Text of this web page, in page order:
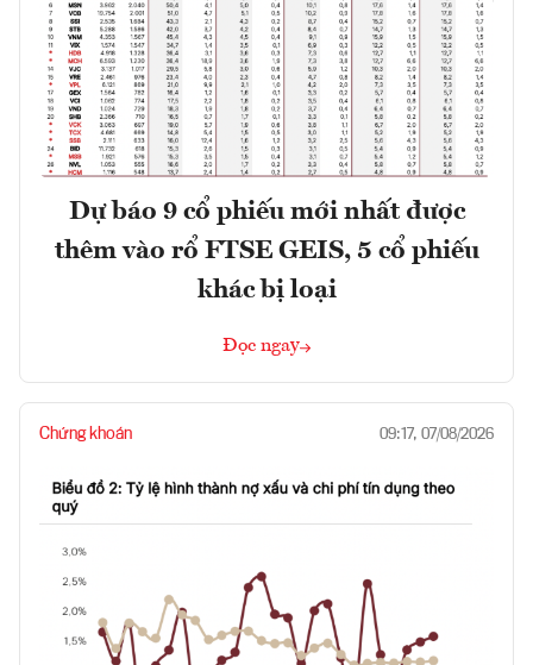
Dự báo 9 cổ phiếu mới nhất được
thêm vào rổ FTSE GEIS, 5 cổ phiếu
khác bị loại
Đọc ngay
Chứng khoán 09:17, 07/08/2026